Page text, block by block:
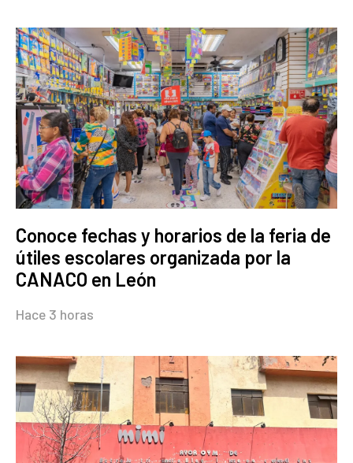
Conoce fechas y horarios de la feria de
útiles escolares organizada por la
CANACO en León
Hace 3 horas